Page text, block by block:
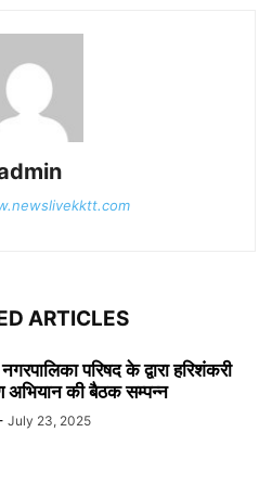
ARTICLES
परिषद के द्वारा हरिशंकरी
अभियान की बैठक सम्पन्न
July 23, 2025